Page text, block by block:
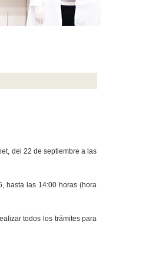
del 22 de septiembre a las
hasta las 14:00 horas (hora
todos los trámites para